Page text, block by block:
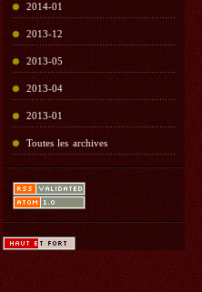
2014-01
2013-12
2013-05
2013-04
2013-01
Toutes les archives